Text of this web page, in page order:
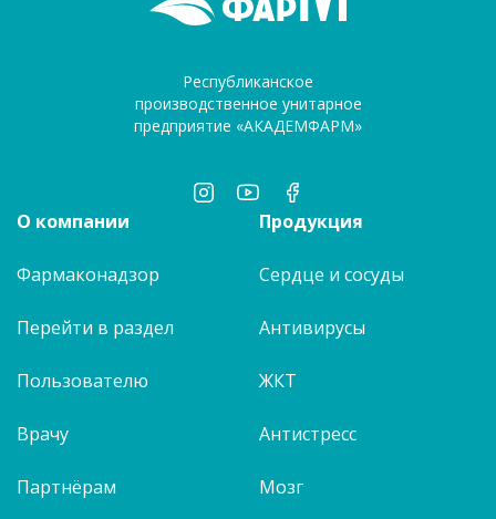
Республиканское
производственное унитарное
предприятие «АКАДЕМФАРМ»
О компании
Фармаконадзор
Перейти в раздел
Пользователю
Врачу
Партнёрам
Продукция
Сердце и сосуды
Антивирусы
ЖКТ
Антистресс
Мозг